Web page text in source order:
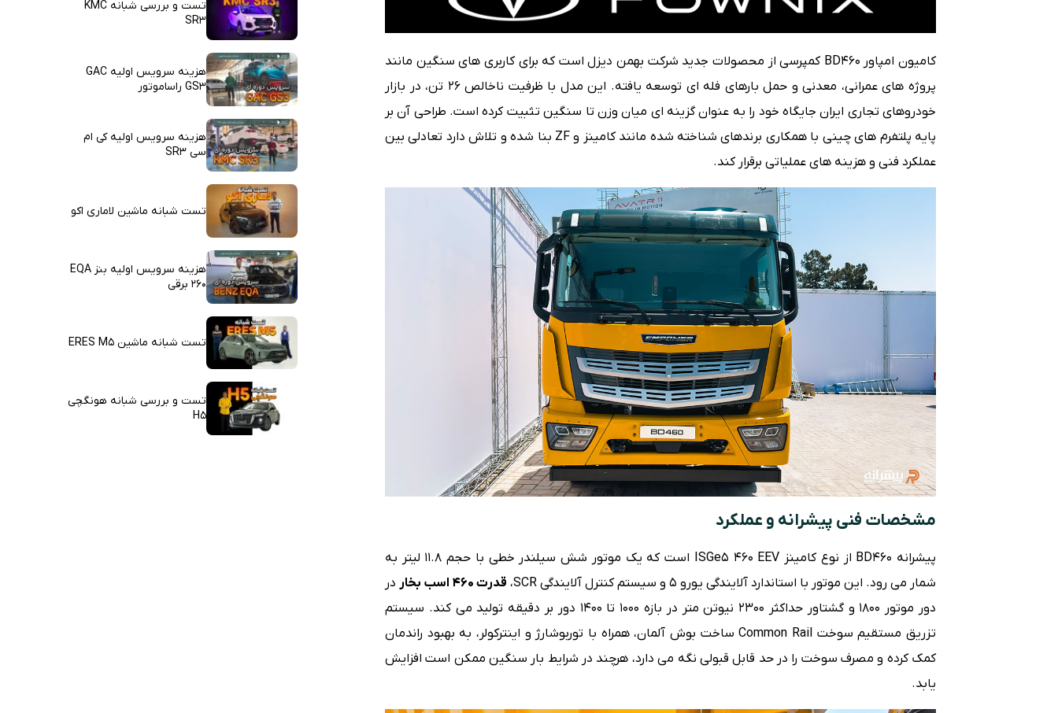
شرایط فروش کامیون امپاور BD460 کمپرسی آبان ۱۴۰۴کامیون امپاور BD460 کمپرسی از محصولات جدید شرکت بهمن دیزل است که برای کاربری های سنگین مانند
پروژه های عمرانی، معدنی و حمل بارهای فله ای توسعه یافته. این مدل با ظرفیت ناخالص ۲۶ تن، در بازار
خودروهای تجاری ایران جایگاه خود را به عنوان گزینه ای میان وزن تا سنگین تثبیت کرده است. طراحی آن بر
پایه پلتفرم های چینی با همکاری برندهای شناخته شده مانند کامینز و ZF بنا شده و تلاش دارد تعادلی بین
عملکرد فنی و هزینه های عملیاتی برقرار کند.
مشخصات فنی پیشرانه و عملکرد
پیشرانه BD460 از نوع کامینز ISGe5 460 EEV است که یک موتور شش سیلندر خطی با حجم ۱۱.۸ لیتر به
شمار می رود. این موتور با استاندارد آلایندگی یورو ۵ و سیستم کنترل آلایندگی SCR،
قدرت ۴۶۰ اسب بخار
در
دور موتور ۱۸۰۰ و گشتاور حداکثر ۲۳۰۰ نیوتن متر در بازه ۱۰۰۰ تا ۱۴۰۰ دور بر دقیقه تولید می کند. سیستم
تزریق مستقیم سوخت Common Rail ساخت بوش آلمان، همراه با توربوشارژ و اینترکولر، به بهبود راندمان
کمک کرده و مصرف سوخت را در حد قابل قبولی نگه می دارد، هرچند در شرایط بار سنگین ممکن است افزایش
یابد.
تست و بررسی شبانه KMC
SR3
هزینه سرویس اولیه GAC
GS3 راساموتور
هزینه سرویس اولیه کی ام
سی SR3
تست شبانه ماشین لاماری اکو
هزینه سرویس اولیه بنز EQA
260 برقی
تست شبانه ماشین ERES M5
تست و بررسی شبانه هونگچی
H5